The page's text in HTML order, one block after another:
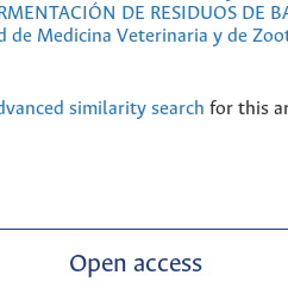
DE RESIDUOS DE
de Medicina Veterinaria y de
similarity search for this
Open access